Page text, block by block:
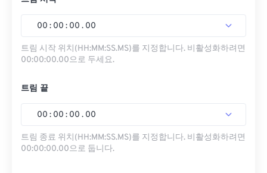
00 : 00 : 00 . 00
트림 시작 위치(HH:MM:SS.MS)를 지정합니다. 비활성화하려면
00:00:00.00으로 두세요.
트림 끝
00 : 00 : 00 . 00
트림 종료 위치(HH:MM:SS.MS)를 지정합니다. 비활성화하려면
00:00:00.00으로 둡니다.